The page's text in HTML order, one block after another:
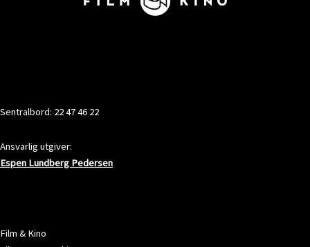
Sentralbord: 22 47 46 22
Ansvarlig utgiver:
Espen Lundberg Pedersen
Film & Kino